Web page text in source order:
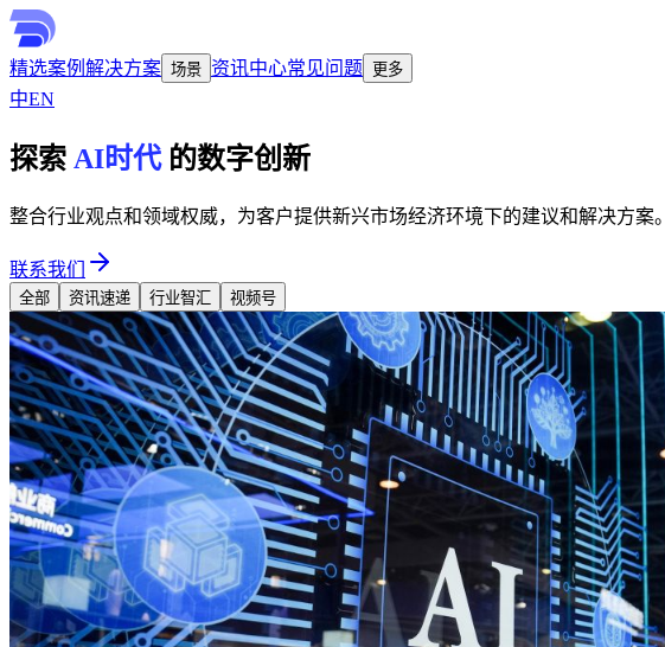
精选案例 解决方案 场景 资讯中心常见问题 更多
中EN
探索 AI时代 的数字创新
整合行业观点和领域权威，为客户提供新兴市场经济环境下的建议和解决方案。
联系我们
全部 资讯速递 行业智汇 视频号